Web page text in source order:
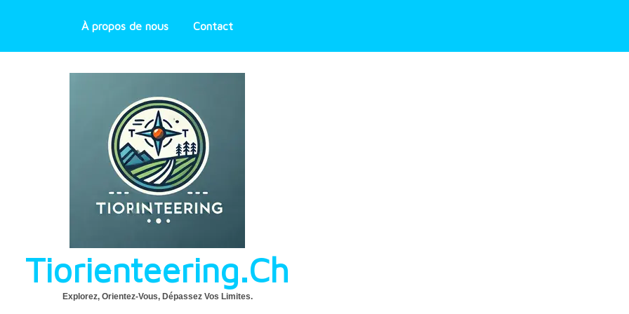
À propos de nous Contact
Tiorienteering.ch
Explorez, Orientez-Vous, Dépassez Vos Limites.